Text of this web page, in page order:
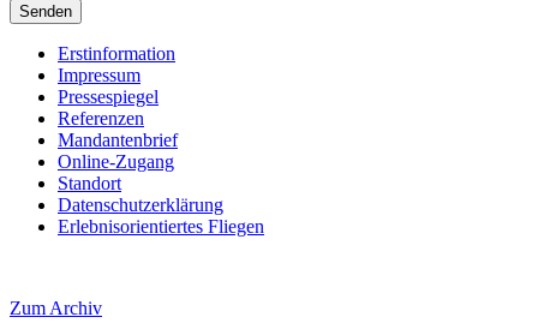
Senden
Erstinformation
Impressum
Pressespiegel
Referenzen
Mandantenbrief
Online-Zugang
Standort
Datenschutzerklärung
Erlebnisorientiertes Fliegen
Zum Archiv